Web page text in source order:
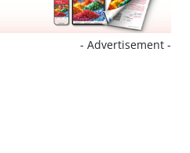
- Advertisement -